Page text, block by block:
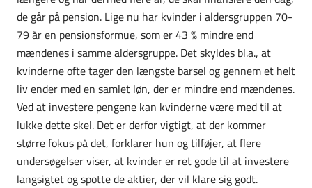
de går på pension. Lige nu har kvinder i aldersgruppen 70-
79 år en pensionsformue, som er 43 % mindre end
mændenes i samme aldersgruppe. Det skyldes bl.a., at
kvinderne ofte tager den længste barsel og gennem et helt
liv ender med en samlet løn, der er mindre end mændenes.
Ved at investere pengene kan kvinderne være med til at
lukke dette skel. Det er derfor vigtigt, at der kommer
større fokus på det, forklarer hun og tilføjer, at flere
undersøgelser viser, at kvinder er ret gode til at investere
langsigtet og spotte de aktier, der vil klare sig godt.